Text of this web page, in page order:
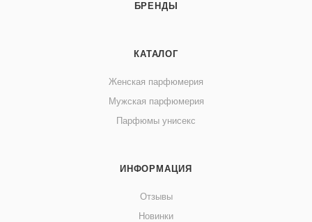
БРЕНДЫ
КАТАЛОГ
Женская парфюмерия
Мужская парфюмерия
Парфюмы унисекс
ИНФОРМАЦИЯ
Отзывы
Новинки